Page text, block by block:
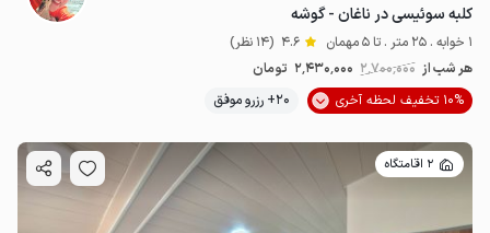
کلبه سوئیسی در ناغان - گوشه
1 خوابه . 25 متر . تا 5 مهمان 4.6 (14 نظر)
هر شب از 2٬700٬000 2٬430٬000 تومان
10% تخفیف لحظه آخری
20+ رزرو موفق
2 اقامتگاه